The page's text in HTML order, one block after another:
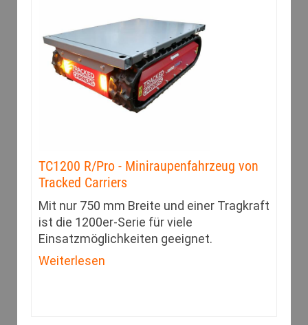
TC1200 R/Pro - Miniraupenfahrzeug von
Tracked Carriers
Mit nur 750 mm Breite und einer Tragkraft
ist die 1200er-Serie für viele
Einsatzmöglichkeiten geeignet.
Weiterlesen